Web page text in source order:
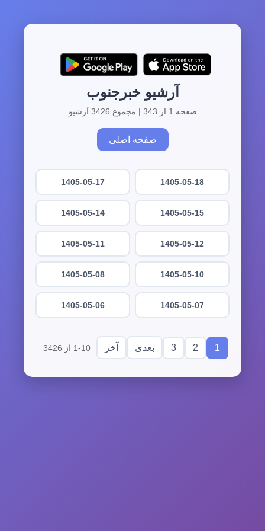
آرشیو خبرجنوب
صفحه 1 از 343 | مجموع 3426 آرشیو
صفحه اصلی
1405-05-18
1405-05-17
1405-05-15
1405-05-14
1405-05-12
1405-05-11
1405-05-10
1405-05-08
1405-05-07
1405-05-06
1
2
3 بعدی آخر 1-10 از 3426